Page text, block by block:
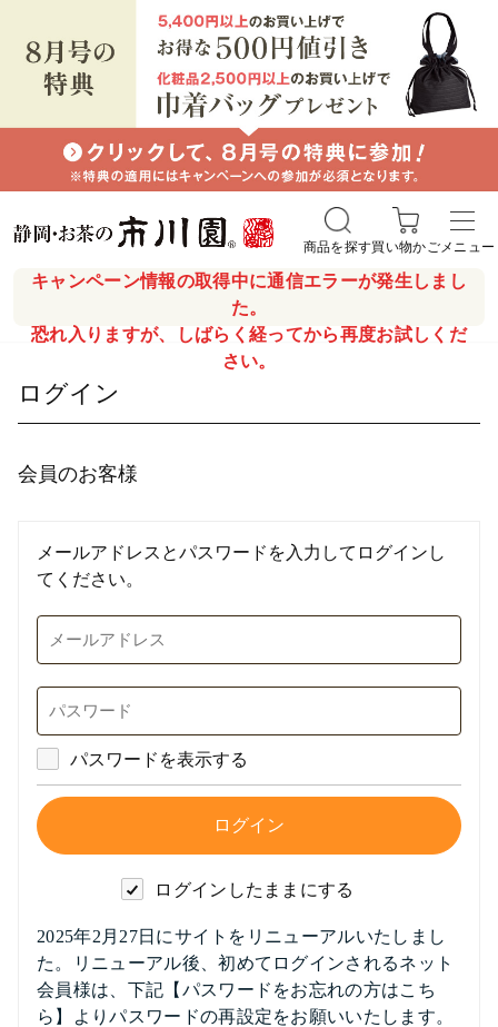
キャンペーン情報の取得中に通信エラーが発生しまし
た。
恐れ入りますが、しばらく経ってから再度お試しくだ
さい。
商品を探す買い物かごメニュー
ログイン
会員のお客様
メールアドレスとパスワードを入力してログインし
てください。
パスワードを表示する
ログインしたままにする
2025年2月27日にサイトをリニューアルいたしまし
た。リニューアル後、初めてログインされるネット
会員様は、下記【パスワードをお忘れの方はこち
ら】よりパスワードの再設定をお願いいたします。